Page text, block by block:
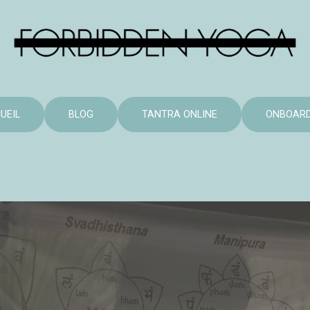
BLOG TANTRA ONLINE